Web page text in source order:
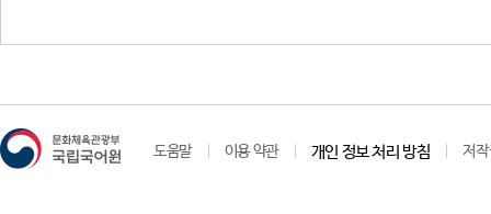
도움말 이용 약관 개인 정보 처리 방침 저